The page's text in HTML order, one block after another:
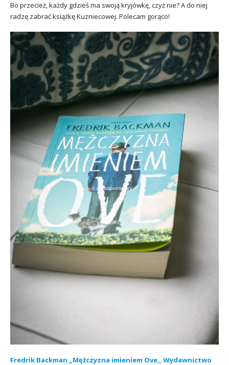
Bo przecież, każdy gdzieś ma swoją kryjówkę, czyż nie? A do niej
radzę zabrać książkę Kuzniecowej. Polecam gorąco!
Fredrik Backman „Mężczyzna imieniem Ove„,Wydawnictwo